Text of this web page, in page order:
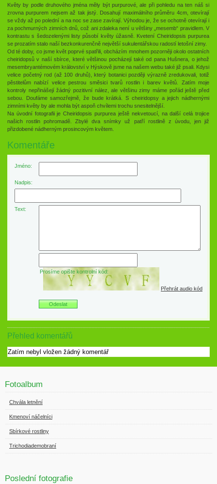
Květy by podle druhového jména měly být purpurové, ale při pohledu na ten náš si
zrovna purpurem nejsem až tak jistý. Dosahují maximálního průměru 4cm, otevírají
se vždy až po polední a na noc se zase zavírají. Výhodou je, že se ochotně otevírají i
za pochmurných zimních dnů, což ani zdaleka není u většiny „mesemb“ pravidlem. V
kontrastu s šedozelenými listy působí květy úžasně. Kvetení Cheiridopsis purpurea
se prozatím stalo naší bezkonkurenčně největší sukulentářskou radostí letošní zimy.
Od té doby, co jsme květ poprvé spatřili, obcházím mnohem pozorněji okolo ostatních
cheiridopsů v naší sbírce, které většinou pocházejí také od pana Hušnera, o jehož
mesembryantémovém království v Hýskově jsme na našem webu také již psali. Kdysi
velice početný rod (až 100 druhů), který botanici později výrazně zredukovali, totiž
pěstitelům nabízí velice pestrou směsici tvarů rostlin i barev květů. Zatím moje
kontroly nepřinášejí žádný pozitivní nález, ale většinu zimy máme pořád ještě před
sebou. Doufáme samozřejmě, že bude krátká. S cheiridopsy a jejich nádhernými
zimními květy by ale mohla být aspoň chvílemi trochu snesitelnější.
Na úvodní fotografii je Cheiridopsis purpurea ještě nekvetoucí, na další celá trojice
našich rostlin pohromadě. Zbylé dva snímky už patří rostlině z úvodu, jen již
přizdobené nádherným prosincovým květem.
Komentáře
Jméno:
Nadpis:
Text:
Prosíme opište kontrolní kód:
Přehrát audio kód
Přehled komentářů
Zatím nebyl vložen žádný komentář
Fotoalbum
Chvála letnění
Kmenoví náčelníci
Sbírkové rostliny
Trichodiademobraní
Poslední fotografie